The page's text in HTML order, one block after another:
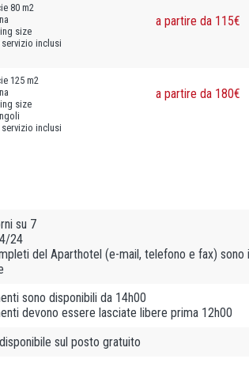
80 m2
size
servizio inclusi
a partire da 115€
125 m2
size
servizio inclusi
a partire da 180€
su 7
24
del Aparthotel (e-mail, telefono e fax) sono
sono disponibili da 14h00
devono essere lasciate libere prima 12h00
sul posto gratuito